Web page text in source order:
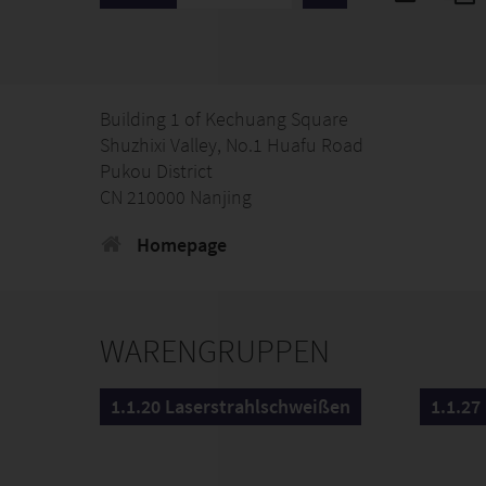
Building 1 of Kechuang Square
Shuzhixi Valley, No.1 Huafu Road
Pukou District
CN 210000 Nanjing
Homepage
WARENGRUPPEN
1.1.20 Laserstrahlschweißen